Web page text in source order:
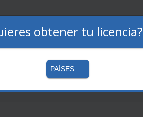
obtener tu licencia?
PAÍSES